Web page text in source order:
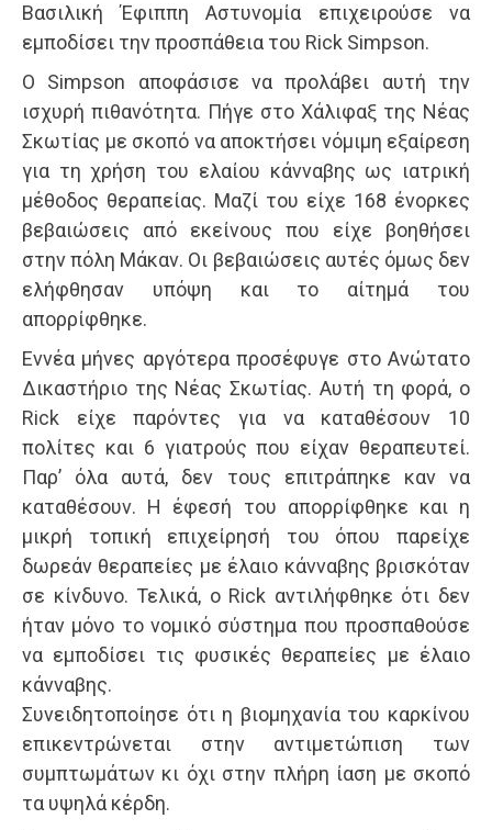
Βασιλική Έφιππη Αστυνομία επιχειρούσε να
εμποδίσει την προσπάθεια του Rick Simpson.
Ο Simpson αποφάσισε να προλάβει αυτή την
ισχυρή πιθανότητα. Πήγε στο Χάλιφαξ της Νέας
Σκωτίας με σκοπό να αποκτήσει νόμιμη εξαίρεση
για τη χρήση του ελαίου κάνναβης ως ιατρική
μέθοδος θεραπείας. Μαζί του είχε 168 ένορκες
βεβαιώσεις από εκείνους που είχε βοηθήσει
στην πόλη Μάκαν. Οι βεβαιώσεις αυτές όμως δεν
ελήφθησαν υπόψη και το αίτημά του
απορρίφθηκε.
Εννέα μήνες αργότερα προσέφυγε στο Ανώτατο
Δικαστήριο της Νέας Σκωτίας. Αυτή τη φορά, ο
Rick είχε παρόντες για να καταθέσουν 10
πολίτες και 6 γιατρούς που είχαν θεραπευτεί.
Παρ’ όλα αυτά, δεν τους επιτράπηκε καν να
καταθέσουν. Η έφεσή του απορρίφθηκε και η
μικρή τοπική επιχείρησή του όπου παρείχε
δωρεάν θεραπείες με έλαιο κάνναβης βρισκόταν
σε κίνδυνο. Τελικά, ο Rick αντιλήφθηκε ότι δεν
ήταν μόνο το νομικό σύστημα που προσπαθούσε
να εμποδίσει τις φυσικές θεραπείες με έλαιο
κάνναβης.
Συνειδητοποίησε ότι η βιομηχανία του καρκίνου
επικεντρώνεται στην αντιμετώπιση των
συμπτωμάτων κι όχι στην πλήρη ίαση με σκοπό
τα υψηλά κέρδη.